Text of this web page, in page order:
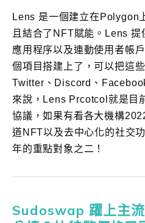
Lens 是一個建立在Polygon
且結合了NFT賦能。Lens
應用程序以及連動使用者帳
個項目搭建上了，可以把這
Twitter、Discord、
來說，Lens Prcotcol就是目
協議，如果有看各大機構
道NFT以及去中心化的社交
年的重點對象之二！
Sudoswap 躍上主